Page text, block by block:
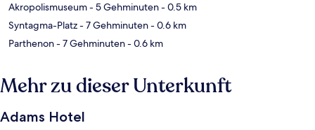
Akropolismuseum- 5 Gehminuten- 0.5 km
Syntagma-Platz- 7 Gehminuten- 0.6 km
Parthenon- 7 Gehminuten- 0.6 km
Mehr zu dieser Unterkunft
Adams Hotel